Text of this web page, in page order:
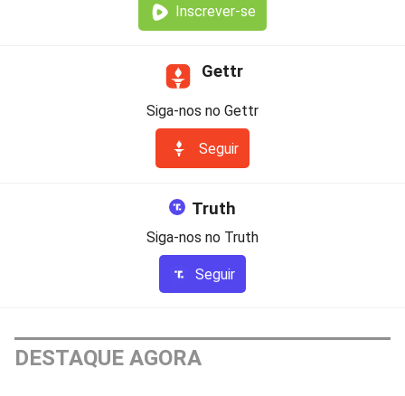
Inscrever-se
Gettr
Siga-nos no Gettr
Seguir
Truth
Siga-nos no Truth
Seguir
DESTAQUE AGORA